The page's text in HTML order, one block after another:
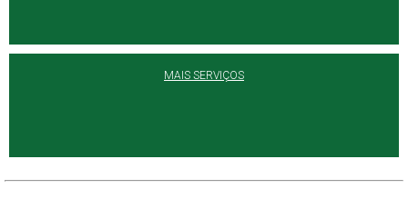
MAIS SERVIÇOS